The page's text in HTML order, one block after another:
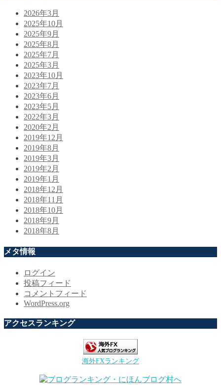
2026年3月
2025年10月
2025年9月
2025年8月
2025年7月
2025年3月
2023年10月
2023年7月
2023年6月
2023年5月
2022年3月
2020年2月
2019年12月
2019年8月
2019年3月
2019年2月
2019年1月
2018年12月
2018年11月
2018年10月
2018年9月
2018年8月
メタ情報
ログイン
投稿フィード
コメントフィード
WordPress.org
アクセスランキング
海外FXランキング